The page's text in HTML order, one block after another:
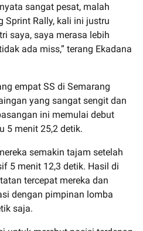
sangat pesat, malah
Sprint Rally, kali ini justru
saya, saya merasa lebih
ada miss,” terang Ekadana
empat SS di Semarang
yang sangat sengit dan
ini memulai debut
5 menit 25,2 detik.
semakin tajam setelah
5 menit 12,3 detik. Hasil di
tercepat mereka dan
dengan pimpinan lomba
saja.